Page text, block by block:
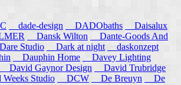
dade-design DADObaths
Daisalux
Dansk Wilton
Dante-Goods And
Studio Dark at night
daskonzept
Dauphin Home
Davey Lighting
David Gaynor Design
David Trubridge
Studio
DCW De Breuyn
De